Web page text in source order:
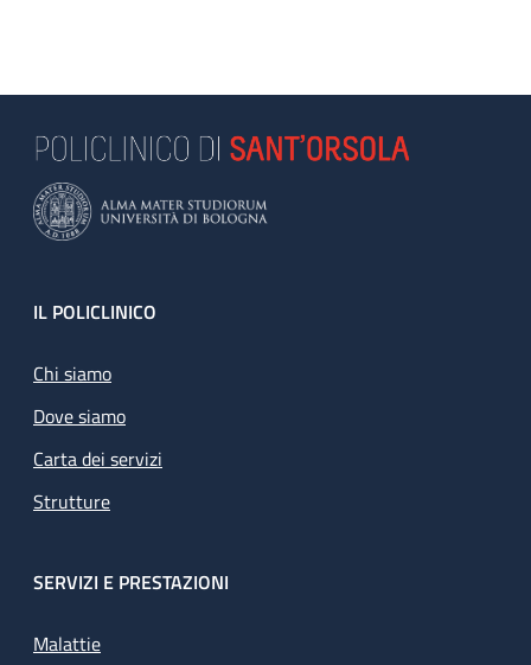
Footer
IL POLICLINICO
Chi siamo
Dove siamo
Carta dei servizi
Strutture
SERVIZI E PRESTAZIONI
Malattie